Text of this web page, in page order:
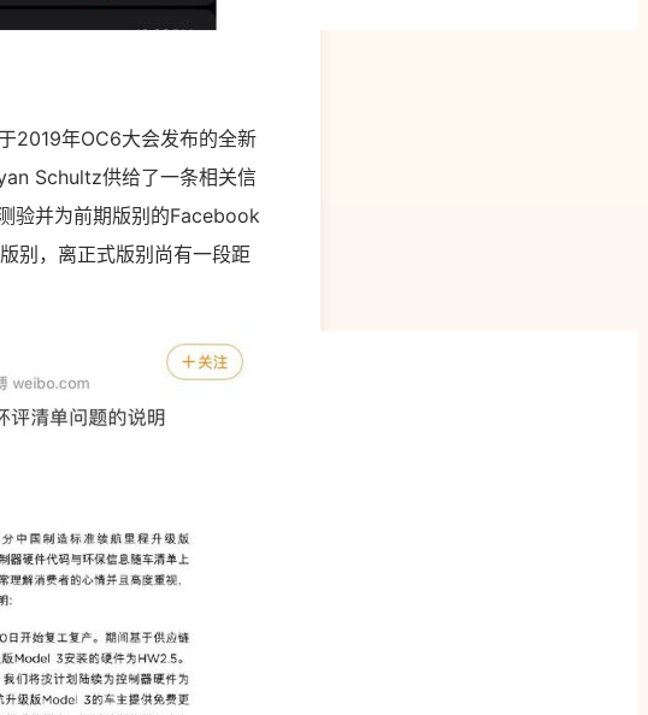
2019年OC6大会发布的全新
Schultz供给了一条相关信
验并为前期版别的Facebook
别，离正式版别尚有一段距